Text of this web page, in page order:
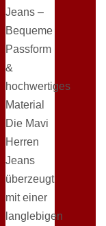
Jeans –
Bequeme
Passform
&
hochwertiges
Material
Die Mavi
Herren
Jeans
überzeugt
mit einer
langlebigen